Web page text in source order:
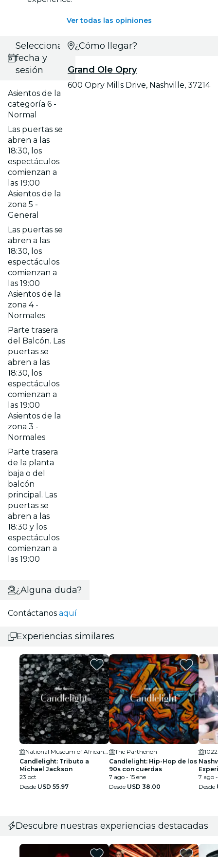
Ver todas las opiniones
Selecciona
fecha y
sesión
Asientos de la
categoría 6 -
Normal
Las puertas se
abren a las
18:30, los
espectáculos
comienzan a
las 19:00
Asientos de la
zona 5 -
General
Las puertas se
abren a las
18:30, los
espectáculos
comienzan a
las 19:00
Asientos de la
zona 4 -
Normales
Parte trasera
del Balcón. Las
puertas se
abren a las
18:30, los
espectáculos
comienzan a
las 19:00
Asientos de la
zona 3 -
Normales
Parte trasera
de la planta
baja o del
balcón
principal. Las
puertas se
abren a las
18:30 y los
espectáculos
comienzan a
las 19:00
¿Cómo llegar?
Grand Ole Opry
600 Opry Mills Drive, Nashville, 37214
¿Alguna duda?
Contáctanos aquí
Experiencias similares
Candlelight: Tributo a
Michael Jackson
23 oct
Desde USD 55.97
The Parthenon
Candlelight: Hip-Hop de los
90s con cuerdas
7 ago - 15 ene
Desde USD 38.00
7 ago
Desde
Descubre nuestras experiencias destacadas